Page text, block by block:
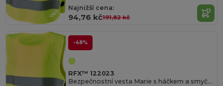
Najnižší cena:
94,76 kč191,82 kč
-48%
RFX™ 122023
Bezpečnostní vesta Marie s háčkem a smyčkou pro děti ve věku 7–12 let